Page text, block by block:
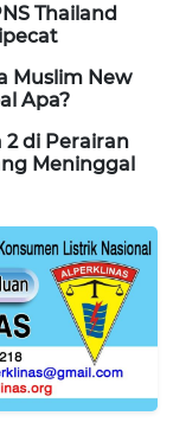
Thailand
Muslim New
Apa?
2 di Perairan
Meninggal